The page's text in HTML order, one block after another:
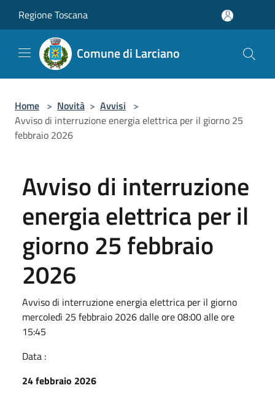
Regione Toscana
Comune di Larciano
Home > Novità > Avvisi >
Avviso di interruzione energia elettrica per il giorno 25
febbraio 2026
Avviso di interruzione
energia elettrica per il
giorno 25 febbraio
2026
Avviso di interruzione energia elettrica per il giorno
mercoledì 25 febbraio 2026 dalle ore 08:00 alle ore
15:45
Data :
24 febbraio 2026